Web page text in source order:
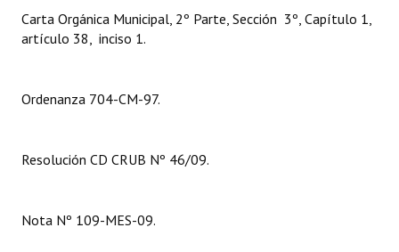
Ejecución Presupuestaria
Comunicaciones
Resoluciones
Carta Orgánica Municipal, 2º Parte, Sección 3º, Capítulo 1,
artículo 38, inciso 1.
Ordenanza 704-CM-97.
Resolución CD CRUB Nº 46/09.
Nota Nº 109-MES-09.